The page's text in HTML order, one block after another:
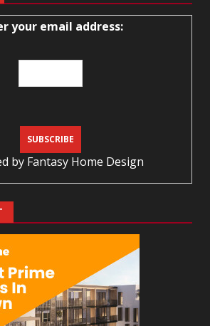
your email address:
by Fantasy Home Design